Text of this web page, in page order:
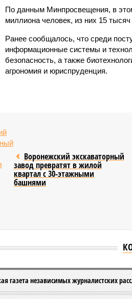
По данным Минпросвещения, в
миллиона человек, из них 15
Ранее сообщалось, что среди
информационные системы и
безопасность, а также
агрономия и юриспруденция.
Воронежский экскаваторный
завод превратят в жилой
квартал с 30-этажными
башнями
Воронежская область договорилась о
мост